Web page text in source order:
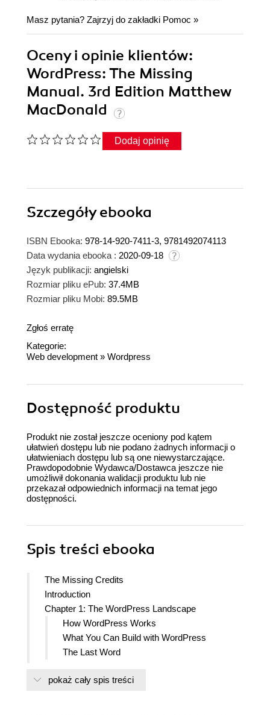
Masz pytania? Zajrzyj do zakładki Pomoc »
Oceny i opinie klientów:
WordPress: The Missing
Manual. 3rd Edition Matthew
MacDonald
Dodaj opinię
Szczegółyebooka
ISBN Ebooka: 978-14-920-7411-3, 9781492074113
Data wydania ebooka : 2020-09-18
Język publikacji: angielski
Rozmiar pliku ePub: 37.4MB
Rozmiar pliku Mobi: 89.5MB
Zgłoś erratę
Kategorie:
Web development » Wordpress
Dostępność produktu
Produkt nie został jeszcze oceniony pod kątem
ułatwień dostępu lub nie podano żadnych informacji o
ułatwieniach dostępu lub są one niewystarczające.
Prawdopodobnie Wydawca/Dostawca jeszcze nie
umożliwił dokonania walidacji produktu lub nie
przekazał odpowiednich informacji na temat jego
dostępności.
Spis treści ebooka
The Missing Credits
Introduction
Chapter 1: The WordPress Landscape
How WordPress Works
What You Can Build with WordPress
The Last Word
Choosing a Web Host
pokaż cały spis treści